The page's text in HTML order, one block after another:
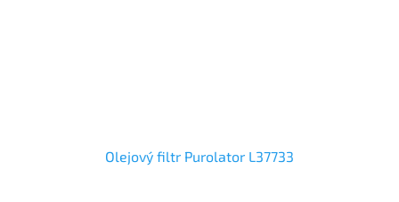
Olejový filtr Purolator L37733